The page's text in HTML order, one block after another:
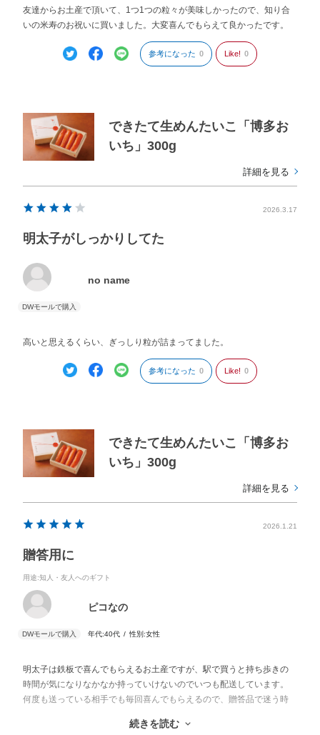
友達からお土産で頂いて、1つ1つの粒々が美味しかったので、知り合
いの米寿のお祝いに買いました。大変喜んでもらえて良かったです。
参考になった 0 Like! 0
できたて生めんたいこ「博多お
いち」300g
詳細を見る
2026.3.17
明太子がしっかりしてた
no name
高いと思えるくらい、ぎっしり粒が詰まってました。
参考になった 0 Like! 0
できたて生めんたいこ「博多お
いち」300g
詳細を見る
2026.1.21
贈答用に
用途:知人・友人へのギフト
ピコなの
年代:40代 性別:女性
明太子は鉄板で喜んでもらえるお土産ですが、駅で買うと持ち歩きの
時間が気になりなかなか持っていけないのでいつも配送しています。
何度も送っている相手でも毎回喜んでもらえるので、贈答品で迷う時
しかも"できたて"の"生"明太子は特別感もあり、今回もとても喜んでい
続きを読む